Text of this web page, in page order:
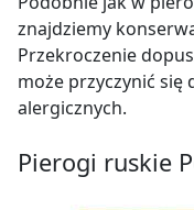
Zawartość
znajdziemy
Przekroczenie
może przyczynić się
alergicznych.
Pierogi ruskie